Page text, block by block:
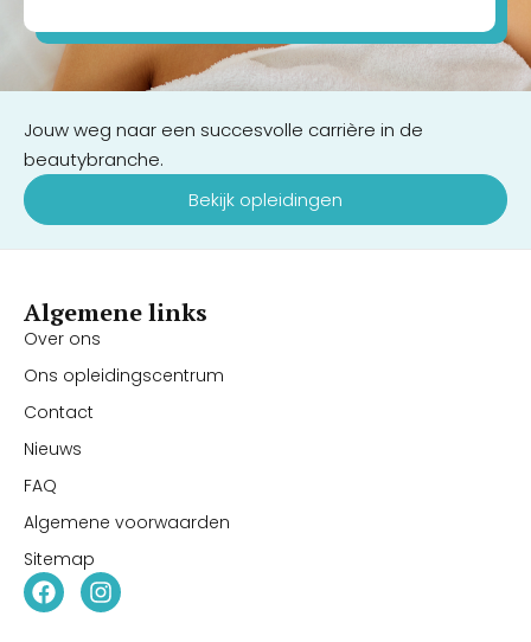
Jouw weg naar een succesvolle carrière in de
beautybranche.
Bekijk opleidingen
Algemene links
Over ons
Ons opleidingscentrum
Contact
Nieuws
FAQ
Algemene voorwaarden
Sitemap